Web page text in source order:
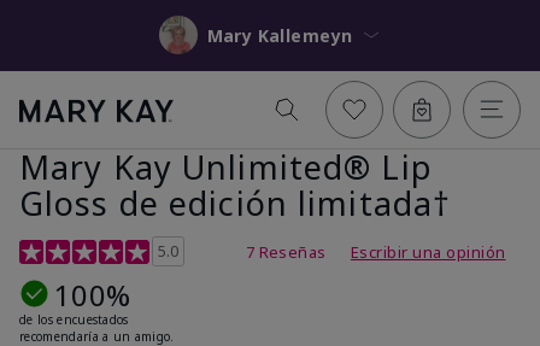
Mary Kallemeyn
Mary Kay Unlimited® Lip
Gloss de edición limitada†
Calificación de clientes de 5 de 5
5.0 7 Reseñas Escribir una opinión
100%
de los encuestados
recomendaría a un amigo.